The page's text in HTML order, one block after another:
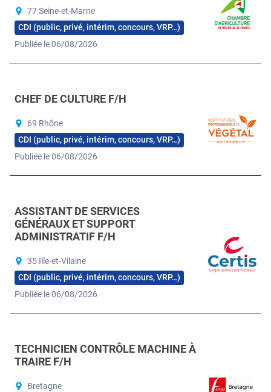
77 Seine-et-Marne
CDI (public, privé, intérim, concours, VRP…)
Publiée le 06/08/2026
CHEF DE CULTURE F/H
69 Rhône
CDI (public, privé, intérim, concours, VRP…)
Publiée le 06/08/2026
ASSISTANT DE SERVICES
GÉNÉRAUX ET SUPPORT
ADMINISTRATIF F/H
35 Ille-et-Vilaine
CDI (public, privé, intérim, concours, VRP…)
Publiée le 06/08/2026
TECHNICIEN CONTRÔLE MACHINE À
TRAIRE F/H
Bretagne